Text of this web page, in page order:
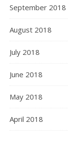
September 2018
August 2018
July 2018
June 2018
May 2018
April 2018